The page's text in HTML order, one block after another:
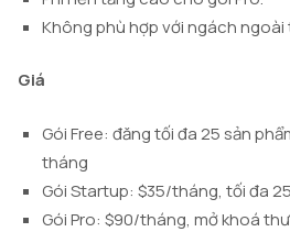
Không phù hợp với ngách ngoài
Giá
Gói Free: đăng tối đa 25 sản
tháng
Gói Startup: $35/tháng, tối đa
Gói Pro: $90/tháng, mở khoá